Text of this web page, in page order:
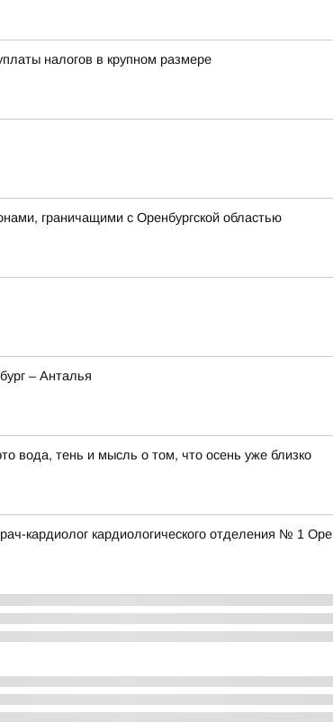
налогов в крупном размере
граничащими с Оренбургской областью
– Анталья
вода, тень и мысль о том, что осень уже близко
кардиолог кардиологического отделения № 1